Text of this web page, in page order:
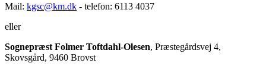
Mail: kgsc@km.dk - telefon: 6113 4037
eller
Sognepræst Folmer Toftdahl-Olesen, Præstegårdsvej 4,
Skovsgård, 9460 Brovst